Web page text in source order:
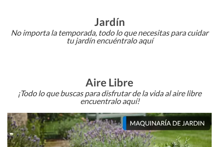
Jardín
No importa la temporada, todo lo que necesitas para cuidar
tu jardín encuéntralo aquí
Aire Libre
¡Todo lo que buscas para disfrutar de la vida al aire libre
encuentralo aquí!